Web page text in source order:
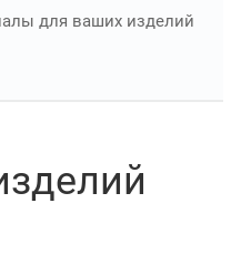
для ваших изделий